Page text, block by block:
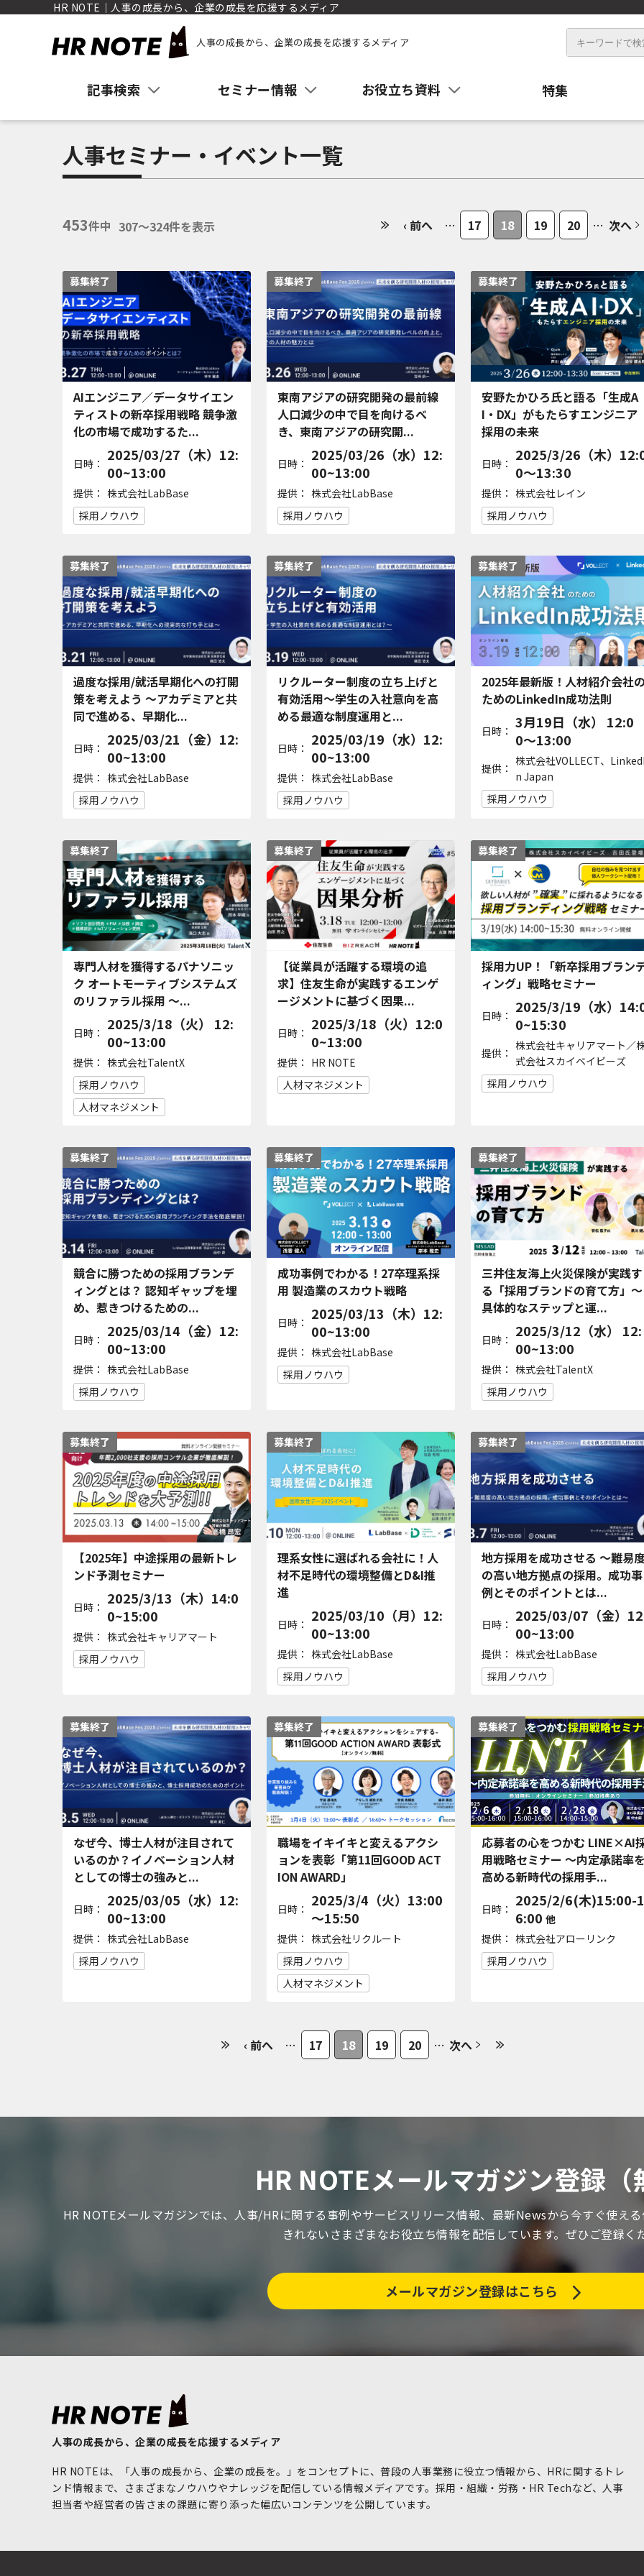
HR NOTE｜人事の成長から、企業の成長を応援するメディア
人事の成長から、企業の成長を応援するメディア
記事検索 セミナー情報 お役立ち資料 特集
人事セミナー・イベント一覧
453件中 307〜324件を表示 ‹ 前へ … 17 18 19 20 … 次へ
募集終了
AIエンジニア／データサイエン
ティストの新卒採用戦略 競争激
化の市場で成功するた...
日時： 2025/03/27（木）12:
00~13:00
提供： 株式会社LabBase
採用ノウハウ
募集終了
東南アジアの研究開発の最前線
人口減少の中で目を向けるべ
き、東南アジアの研究開...
日時： 2025/03/26（水）12:
00~13:00
提供： 株式会社LabBase
採用ノウハウ
募集終了
安野たかひろ氏と語る「生成A
I・DX」がもたらすエンジニア
採用の未来
日時： 2025/3/26（木）
0〜13:30
提供： 株式会社レイン
採用ノウハウ
募集終了
過度な採用/就活早期化への打開
策を考えよう 〜アカデミアと共
同で進める、早期化...
日時： 2025/03/21（金）12:
00~13:00
提供： 株式会社LabBase
採用ノウハウ
募集終了
リクルーター制度の立ち上げと
有効活用〜学生の入社意向を高
める最適な制度運用と...
日時： 2025/03/19（水）12:
00~13:00
提供： 株式会社LabBase
採用ノウハウ
募集終了
2025年最新版！人材紹介会社
ためのLinkedIn成功法則
日時： 3月19日（水） 12:0
0〜13:00
提供：
株式会社VOLLECT、
n Japan
採用ノウハウ
募集終了
専門人材を獲得するパナソニッ
ク オートモーティブシステムズ
のリファラル採用 ～...
日時： 2025/3/18（火） 12:
00~13:00
提供： 株式会社TalentX
採用ノウハウ
人材マネジメント
募集終了
【従業員が活躍する環境の追
求】住友生命が実践するエンゲ
ージメントに基づく因果...
日時： 2025/3/18（火）12:0
0~13:00
提供： HR NOTE
人材マネジメント
募集終了
採用力UP！「新卒採用ブラン
ィング」戦略セミナー
日時： 2025/3/19（水）
0~15:30
提供：
株式会社キャリアマート／
式会社スカイベイビーズ
採用ノウハウ
募集終了
競合に勝つための採用ブランデ
ィングとは？ 認知ギャップを埋
め、惹きつけるための...
日時： 2025/03/14（金）12:
00~13:00
提供： 株式会社LabBase
採用ノウハウ
募集終了
成功事例でわかる！27卒理系採
用 製造業のスカウト戦略
日時： 2025/03/13（木）12:
00~13:00
提供： 株式会社LabBase
採用ノウハウ
募集終了
三井住友海上火災保険が実践す
る「採用ブランドの育て方」～
具体的なステップと運...
日時： 2025/3/12（水） 12:
00~13:00
提供： 株式会社TalentX
採用ノウハウ
募集終了
【2025年】中途採用の最新トレ
ンド予測セミナー
日時： 2025/3/13（木）14:0
0~15:00
提供： 株式会社キャリアマート
採用ノウハウ
募集終了
理系女性に選ばれる会社に！人
材不足時代の環境整備とD&I推
進
日時： 2025/03/10（月）12:
00~13:00
提供： 株式会社LabBase
採用ノウハウ
募集終了
地方採用を成功させる 〜難易
の高い地方拠点の採用。成功事
例とそのポイントとは...
日時： 2025/03/07（金）
00~13:00
提供： 株式会社LabBase
採用ノウハウ
募集終了
なぜ今、博士人材が注目されて
いるのか？イノベーション人材
としての博士の強みと...
日時： 2025/03/05（水）12:
00~13:00
提供： 株式会社LabBase
採用ノウハウ
募集終了
職場をイキイキと変えるアクシ
ョンを表彰「第11回GOOD ACT
ION AWARD」
日時： 2025/3/4（火）13:00
～15:50
提供： 株式会社リクルート
採用ノウハウ
人材マネジメント
募集終了
応募者の心をつかむ LINE×AI
用戦略セミナー ～内定承諾率
高める新時代の採用手...
日時： 2025/2/6(木)15:00-1
6:00 他
提供： 株式会社アローリンク
採用ノウハウ
‹ 前へ … 17 18 19 20 … 次へ
HR NOTEメールマガジン登録（
HR NOTEメールマガジンでは、人事/HRに関する事例やサービスリリース情報、最新Newsから今すぐ使え
きれないさまざまなお役立ち情報を配信しています。ぜひご登録く
メールマガジン登録はこちら
人事の成長から、企業の成長を応援するメディア
HR NOTEは、「人事の成長から、企業の成長を。」をコンセプトに、普段の人事業務に役立つ情報から、HRに関するトレ
ンド情報まで、さまざまなノウハウやナレッジを配信している情報メディアです。採用・組織・労務・HR Techなど、人事
担当者や経営者の皆さまの課題に寄り添った幅広いコンテンツを公開しています。